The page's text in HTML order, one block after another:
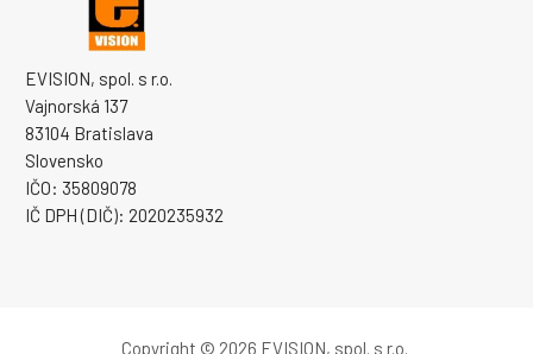
EVISION, spol. s r.o.
Vajnorská 137
83104 Bratislava
Slovensko
IČO: 35809078
IČ DPH (DIČ): 2020235932
Copyright © 2026 EVISION, spol. s r.o.